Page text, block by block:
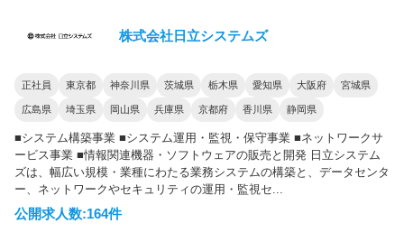
株式会社日立システムズ
正社員 東京都 神奈川県 茨城県 栃木県 愛知県 大阪府 宮城県
広島県 埼玉県 岡山県 兵庫県 京都府 香川県 静岡県
■システム構築事業 ■システム運用・監視・保守事業 ■ネットワークサ
ービス事業 ■情報関連機器・ソフトウェアの販売と開発 日立システム
ズは、幅広い規模・業種にわたる業務システムの構築と、データセンタ
ー、ネットワークやセキュリティの運用・監視セ...
公開求人数:164件